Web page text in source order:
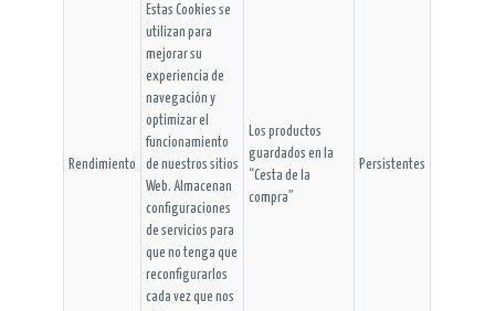
Rendimiento
Estas Cookies se
utilizan para
mejorar su
experiencia de
navegación y
optimizar el
funcionamiento
de nuestros sitios
Web. Almacenan
configuraciones
de servicios para
que no tenga que
reconfigurarlos
cada vez que nos
Los productos
guardados en la
“Cesta de la
compra”
Persistentes